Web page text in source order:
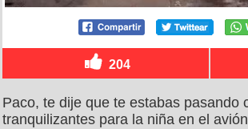
204
Paco, te dije que te estabas pasando
tranquilizantes para la niña en el